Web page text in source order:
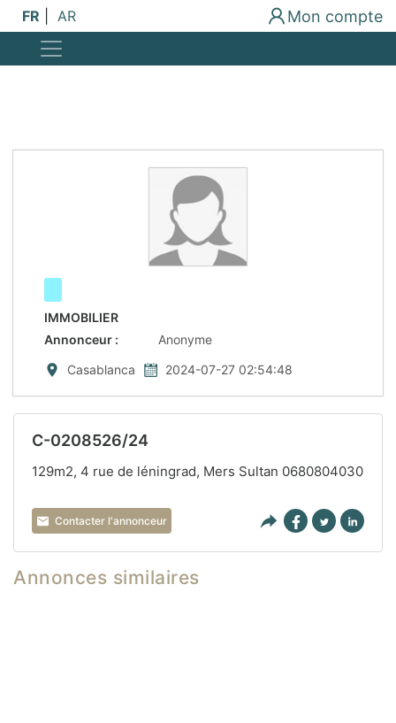
FR AR Mon compte
IMMOBILIER
Annonceur :
Anonyme
Casablanca
2024-07-27 02:54:48
C-0208526/24
129m2, 4 rue de léningrad, Mers Sultan 0680804030
Contacter l'annonceur
Annonces similaires